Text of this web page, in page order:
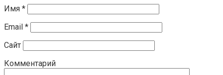
Имя *
Email *
Сайт
Комментарий